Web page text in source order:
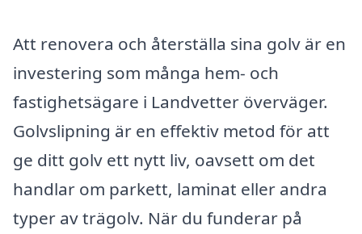
Att renovera och återställa sina golv är en
investering som många hem- och
fastighetsägare i Landvetter överväger.
Golvslipning är en effektiv metod för att
ge ditt golv ett nytt liv, oavsett om det
handlar om parkett, laminat eller andra
typer av trägolv. När du funderar på